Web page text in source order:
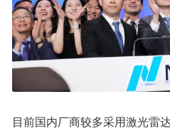
目前国内厂商较多采用激光雷